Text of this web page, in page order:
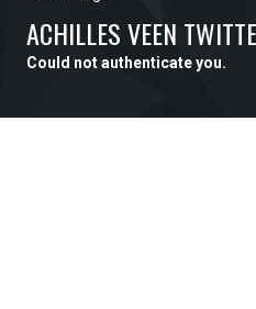
ACHILLES VEEN
Could not authenticate you.